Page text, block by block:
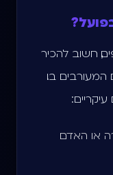
חשוב להכיר
בו.
או האדם